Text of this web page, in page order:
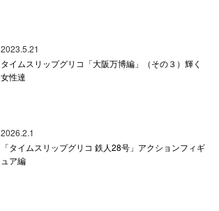
2023.5.21
タイムスリップグリコ「大阪万博編」（その３）輝く
女性達
2026.2.1
「タイムスリップグリコ 鉄人28号」アクションフィギ
ュア編